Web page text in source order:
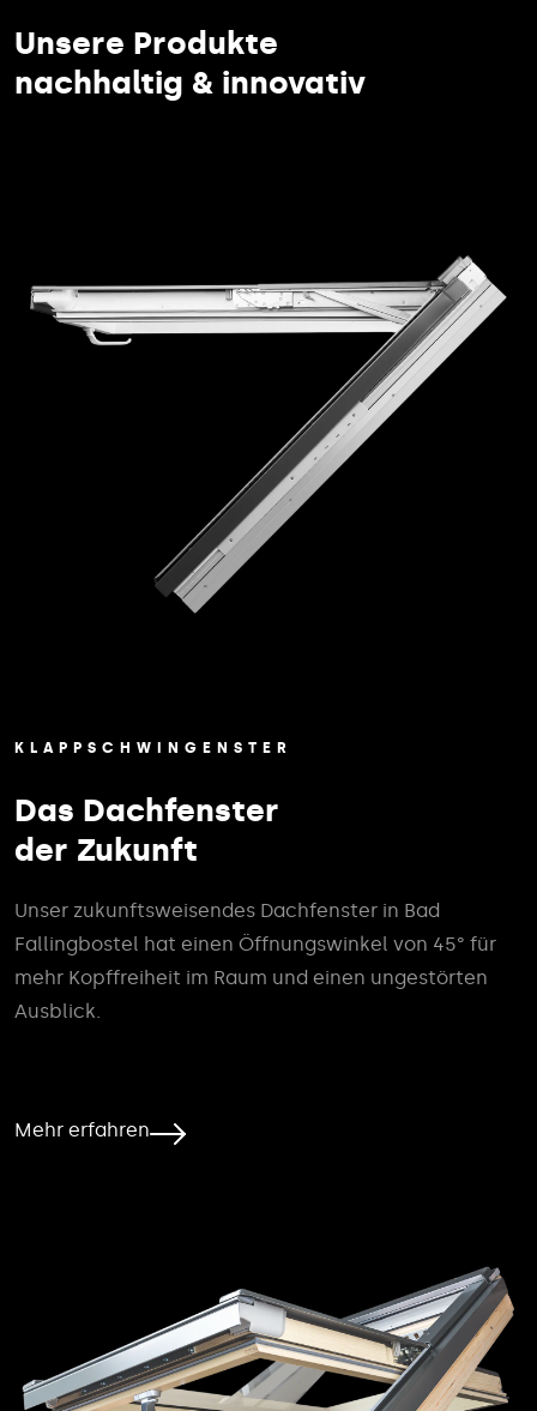
Unsere Produkte
nachhaltig & innovativ
KLAPPSCHWINGENSTER
Das Dachfenster
der Zukunft
Unser zukunftsweisendes Dachfenster in Bad
Fallingbostel hat einen Öffnungswinkel von 45° für
mehr Kopffreiheit im Raum und einen ungestörten
Ausblick.
Mehr erfahren